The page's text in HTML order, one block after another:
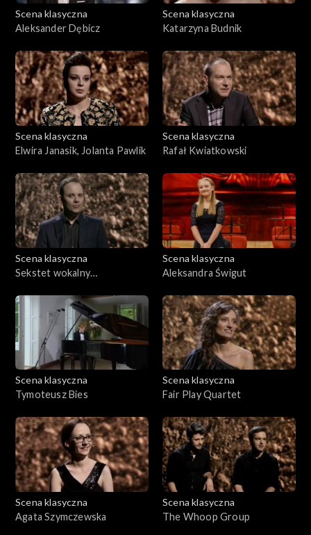
Scena klasyczna
Aleksander Dębicz
Scena klasyczna
Katarzyna Budnik
Scena klasyczna
Elwira Janasik, Jolanta Pawlik
Scena klasyczna
Rafał Kwiatkowski
Scena klasyczna
Sekstet wokalny
Scena klasyczna
Aleksandra Świgut
Scena klasyczna
Tymoteusz Bies
Scena klasyczna
Fair Play Quartet
Scena klasyczna
Agata Szymczewska
Scena klasyczna
The Whoop Group